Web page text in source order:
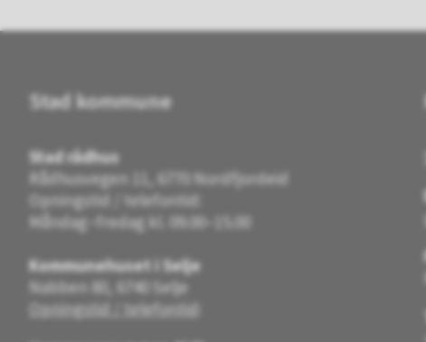
Stad kommune
Stad rådhus
Rådhusvegen 11, 6770 Nordfjordeid
Opningstid / telefontid:
Måndag–fredag kl. 09.00–15.00
Kommunehuset i Selje
Nabben 80, 6740 Selje
Opningstid / telefontid